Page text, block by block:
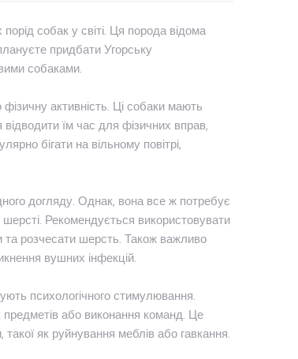
собак у світі. Ця порода відома
придбати Угорську
собаками.
активність. Ці собаки мають
їм час для фізичних вправ,
бігати на вільному повітрі,
догляду. Однак, вона все ж потребує
Рекомендується використовувати
та розчесати шерсть. Також важливо
вушних інфекцій.
психологічного стимулювання.
предметів або виконання команд. Це
як руйнування меблів або гавкання.